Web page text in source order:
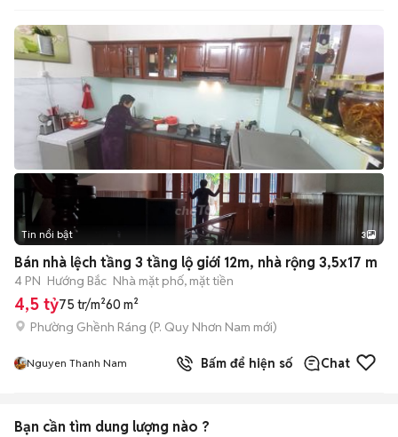
Tin nổi bật 3
Bán nhà lệch tầng 3 tầng lộ giới 12m, nhà rộng 3,5x17 m
4 PN Hướng Bắc Nhà mặt phố, mặt tiền
4,5 tỷ75 tr/m²60 m²
Phường Ghềnh Ráng (P. Quy Nhơn Nam mới)
Nguyen Thanh Nam Bấm để hiện số Chat
Bạn cần tìm dung lượng nào ?